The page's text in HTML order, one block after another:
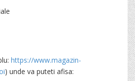
https://www.magazin-
) unde va puteti afisa: